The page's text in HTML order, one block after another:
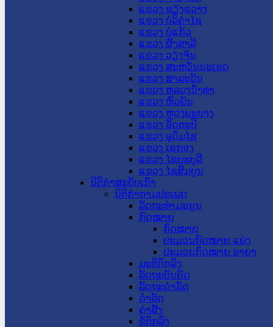
ແຂວງ ຊຽງຂວາງ
ແຂວງ ບໍລິຄໍາໄຊ
ແຂວງ ບໍ່ແກ້ວ
ແຂວງ ຜົ້ງສາລີ
ແຂວງ ວຽງຈັນ
ແຂວງ ສະຫວັນນະເຂດ
ແຂວງ ສາລະວັນ
ແຂວງ ຫລວງນໍ້າທາ
ແຂວງ ຫົວພັນ
ແຂວງ ຫຼວງພະບາງ
ແຂວງ ອັດຕະປື
ແຂວງ ອຸດົມໄຊ
ແຂວງ ເຊກອງ
ແຂວງ ໄຊຍະບູລີ
ແຂວງ ໄຊສົມບູນ
ນິຕິກໍາສະບັບເກົ່າ
ນິຕິກຳຕາມປະເພດ
ລັດຖະທໍາມະນູນ
ກົດໝາຍ
ກົດໝາຍ
ປະມວນກົດໝາຍ ແພ່ງ
ປະມວນກົດໝາຍ ອາຍາ
ມະຕິຕົກລົງ
ລັດຖະບັນຍັດ
ລັດຖະດໍາລັດ
ດໍາລັດ
ຄໍາສັ່ງ
ຂໍ້ຕົກລົງ